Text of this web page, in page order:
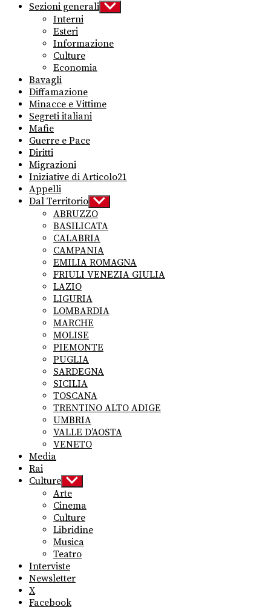
Sezioni generali Show
sub
Interni
Esteri
Informazione
Culture
Economia
Bavagli
Diffamazione
Minacce e Vittime
Segreti italiani
Mafie
Guerre e Pace
Diritti
Migrazioni
Iniziative di Articolo21
Appelli
Dal Territorio Show
sub
menu
ABRUZZO
BASILICATA
CALABRIA
CAMPANIA
EMILIA ROMAGNA
FRIULI VENEZIA GIULIA
LAZIO
LIGURIA
LOMBARDIA
MARCHE
MOLISE
PIEMONTE
PUGLIA
SARDEGNA
SICILIA
TOSCANA
TRENTINO ALTO ADIGE
UMBRIA
VALLE D’AOSTA
VENETO
Media
Rai
Culture Show
sub
menu
Arte
Cinema
Culture
Libridine
Musica
Teatro
Interviste
Newsletter
X
Facebook